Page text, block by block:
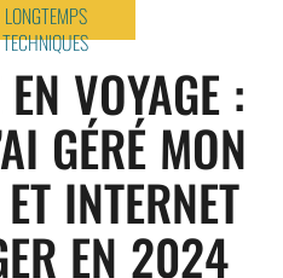
VOYAGE :
GÉRÉ MON
INTERNET
EN 2024